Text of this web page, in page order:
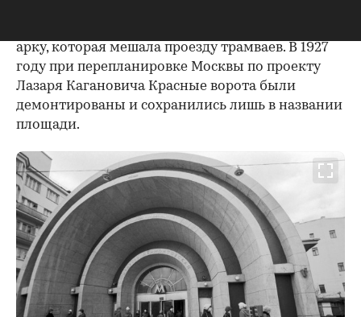
арку, которая мешала проезду трамваев. В 1927
году при перепланировке Москвы по проекту
Лазаря Кагановича Красные ворота были
демонтированы и сохранились лишь в названии
площади.